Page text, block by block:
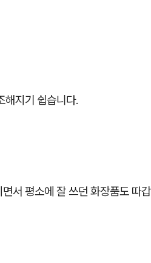
해지기 쉽습니다.
서 평소에 잘 쓰던 화장품도 따